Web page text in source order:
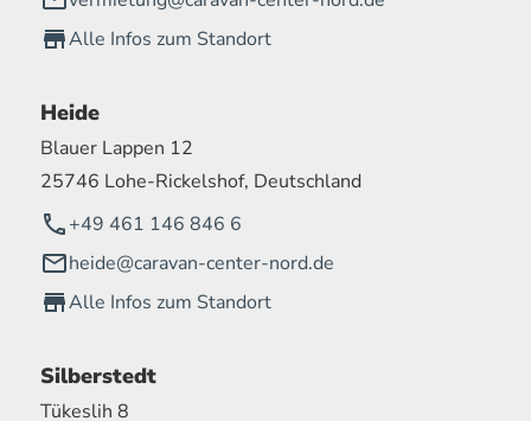
Alle Infos zum Standort
Heide
Blauer Lappen 12
25746 Lohe-Rickelshof, Deutschland
+49 461 146 846 6
heide@caravan-center-nord.de
Alle Infos zum Standort
Silberstedt
Tükeslih 8